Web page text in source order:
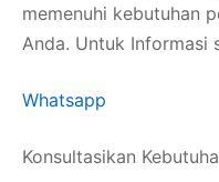
memenuhi kebutuhan
Anda. Untuk Informasi
Whatsapp
Konsultasikan